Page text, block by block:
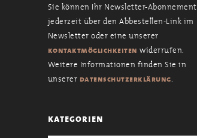
Sie können Ihr Newsletter-Abonnement
jederzeit über den Abbestellen-Link im
Newsletter oder eine unserer
kontaktmöglichkeiten widerrufen.
Weitere Informationen finden Sie in
unserer datenschutzerklärung.
kategorien